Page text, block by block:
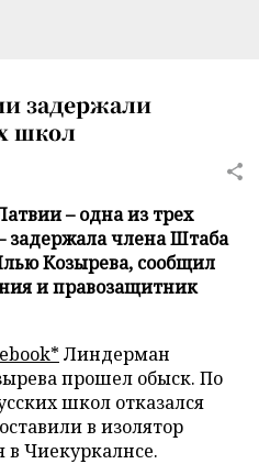
задержали
школ
– одна из трех
задержала члена Штаба
Козырева, сообщил
и правозащитник
Линдерман
прошел обыск. По
школ отказался
в изолятор
в Чиекуркалнсе.